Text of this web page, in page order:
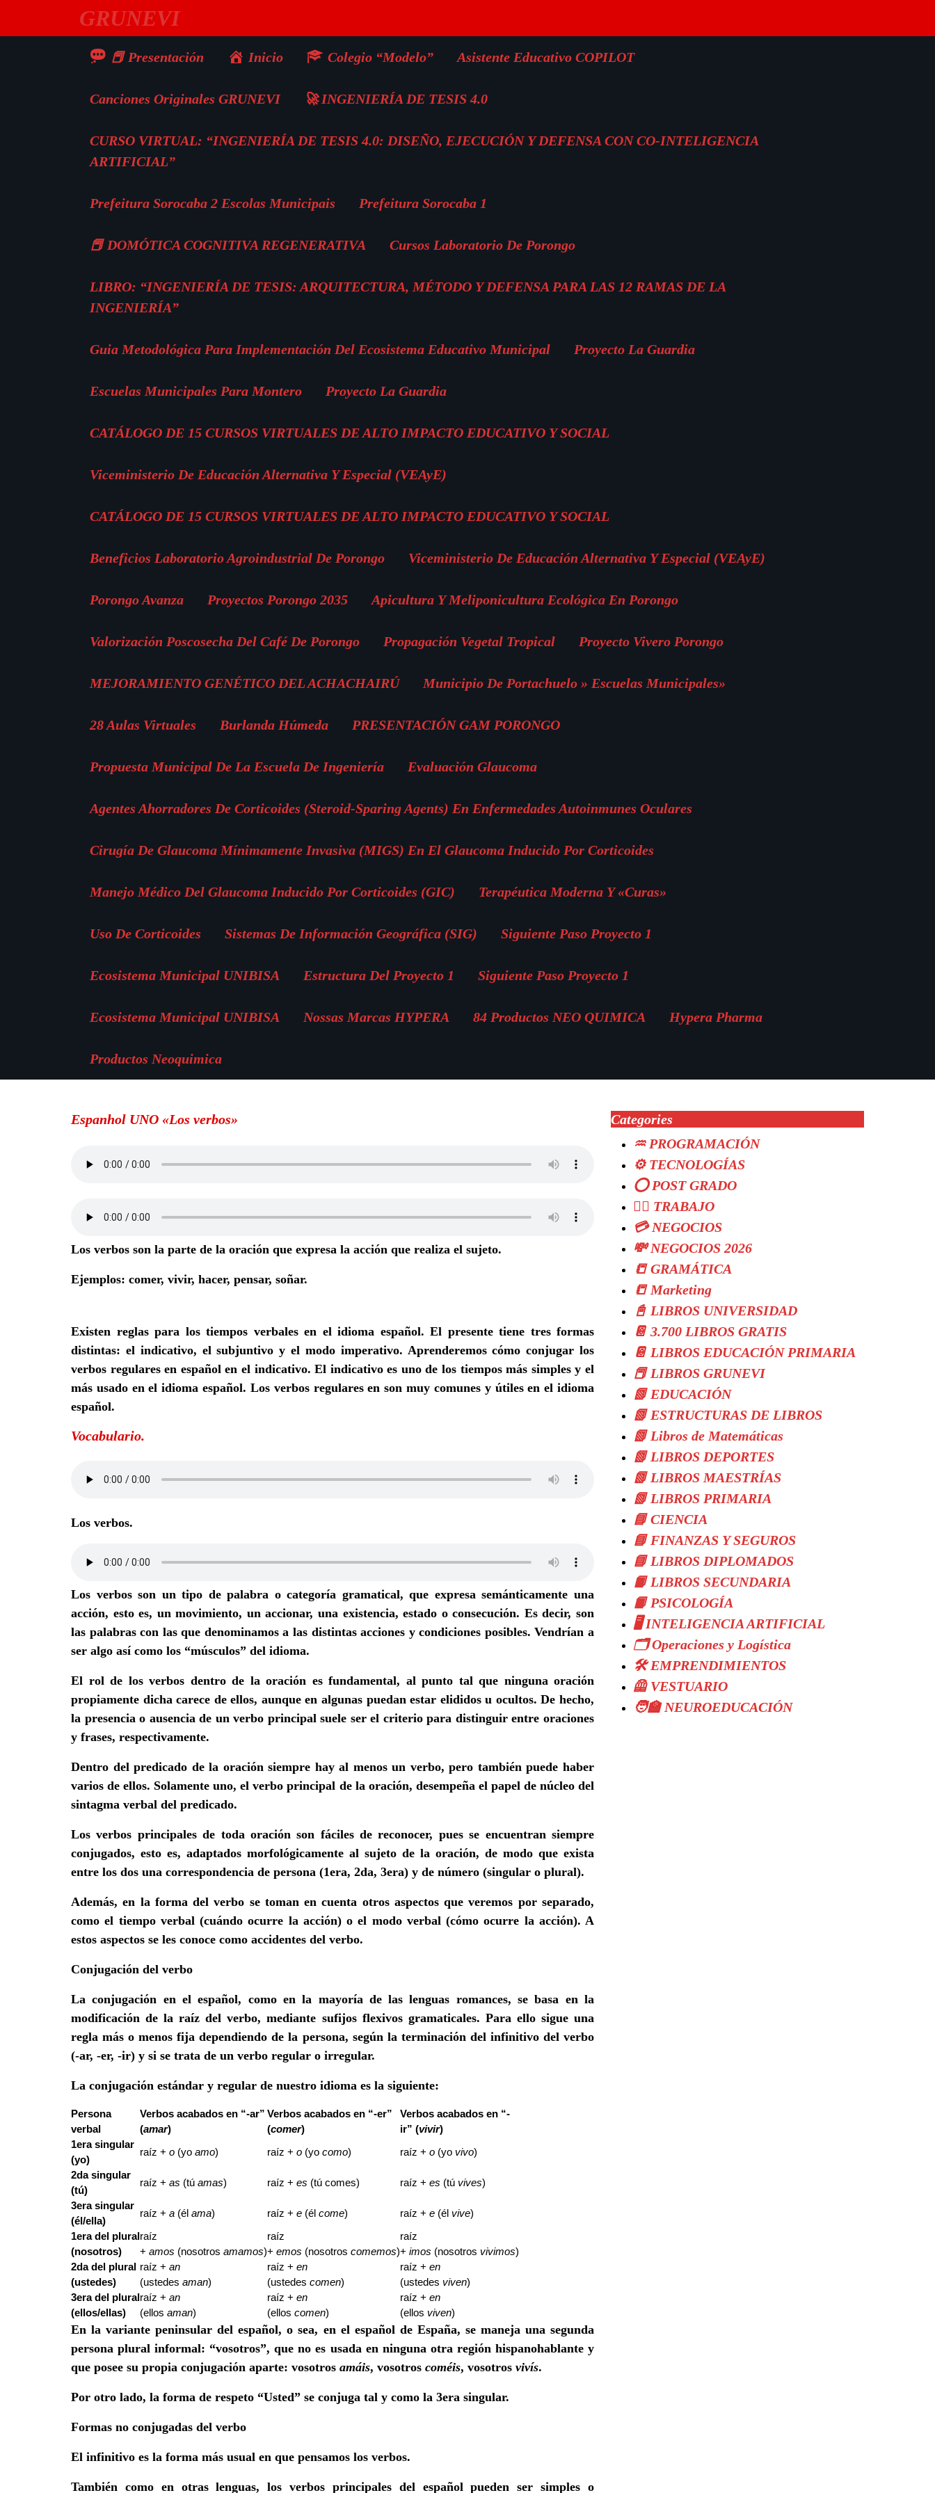
GRUNEVI
📕 Presentación Inicio Colegio “Modelo” Asistente Educativo COPILOT
Canciones Originales GRUNEVI 🚀 INGENIERÍA DE TESIS 4.0
CURSO VIRTUAL: “INGENIERÍA DE TESIS 4.0: DISEÑO, EJECUCIÓN Y DEFENSA CON CO-INTELIGENCIA
ARTIFICIAL”
Prefeitura Sorocaba 2 Escolas Municipais Prefeitura Sorocaba 1
📕 DOMÓTICA COGNITIVA REGENERATIVA Cursos Laboratorio De Porongo
LIBRO: “INGENIERÍA DE TESIS: ARQUITECTURA, MÉTODO Y DEFENSA PARA LAS 12 RAMAS DE LA
INGENIERÍA”
Guia Metodológica Para Implementación Del Ecosistema Educativo Municipal Proyecto La Guardia
Escuelas Municipales Para Montero Proyecto La Guardia
CATÁLOGO DE 15 CURSOS VIRTUALES DE ALTO IMPACTO EDUCATIVO Y SOCIAL
Viceministerio De Educación Alternativa Y Especial (VEAyE)
CATÁLOGO DE 15 CURSOS VIRTUALES DE ALTO IMPACTO EDUCATIVO Y SOCIAL
Beneficios Laboratorio Agroindustrial De Porongo Viceministerio De Educación Alternativa Y Especial (VEAyE)
Porongo Avanza Proyectos Porongo 2035 Apicultura Y Meliponicultura Ecológica En Porongo
Valorización Poscosecha Del Café De Porongo Propagación Vegetal Tropical Proyecto Vivero Porongo
MEJORAMIENTO GENÉTICO DEL ACHACHAIRÚ Municipio De Portachuelo » Escuelas Municipales»
28 Aulas Virtuales Burlanda Húmeda PRESENTACIÓN GAM PORONGO
Propuesta Municipal De La Escuela De Ingeniería Evaluación Glaucoma
Agentes Ahorradores De Corticoides (Steroid-Sparing Agents) En Enfermedades Autoinmunes Oculares
Cirugía De Glaucoma Mínimamente Invasiva (MIGS) En El Glaucoma Inducido Por Corticoides
Manejo Médico Del Glaucoma Inducido Por Corticoides (GIC) Terapéutica Moderna Y «Curas»
Uso De Corticoides Sistemas De Información Geográfica (SIG) Siguiente Paso Proyecto 1
Ecosistema Municipal UNIBISA Estructura Del Proyecto 1 Siguiente Paso Proyecto 1
Ecosistema Municipal UNIBISA Nossas Marcas HYPERA 84 Productos NEO QUIMICA Hypera Pharma
Productos Neoquimica
Espanhol UNO «Los verbos»
Los verbos son la parte de la oración que expresa la acción que realiza el sujeto.
Ejemplos: comer, vivir, hacer, pensar, soñar.
Existen reglas para los tiempos verbales en el idioma español. El presente tiene tres formas
distintas: el indicativo, el subjuntivo y el modo imperativo. Aprenderemos cómo conjugar los
verbos regulares en español en el indicativo. El indicativo es uno de los tiempos más simples y el
más usado en el idioma español. Los verbos regulares en son muy comunes y útiles en el idioma
español.
Vocabulario.
Los verbos.
Los verbos son un tipo de palabra o categoría gramatical, que expresa semánticamente una
acción, esto es, un movimiento, un accionar, una existencia, estado o consecución. Es decir, son
las palabras con las que denominamos a las distintas acciones y condiciones posibles. Vendrían a
ser algo así como los “músculos” del idioma.
El rol de los verbos dentro de la oración es fundamental, al punto tal que ninguna oración
propiamente dicha carece de ellos, aunque en algunas puedan estar elididos u ocultos. De hecho,
la presencia o ausencia de un verbo principal suele ser el criterio para distinguir entre oraciones
y frases, respectivamente.
Dentro del predicado de la oración siempre hay al menos un verbo, pero también puede haber
varios de ellos. Solamente uno, el verbo principal de la oración, desempeña el papel de núcleo del
sintagma verbal del predicado.
Los verbos principales de toda oración son fáciles de reconocer, pues se encuentran siempre
conjugados, esto es, adaptados morfológicamente al sujeto de la oración, de modo que exista
entre los dos una correspondencia de persona (1era, 2da, 3era) y de número (singular o plural).
Además, en la forma del verbo se toman en cuenta otros aspectos que veremos por separado,
como el tiempo verbal (cuándo ocurre la acción) o el modo verbal (cómo ocurre la acción). A
estos aspectos se les conoce como accidentes del verbo.
Conjugación del verbo
La conjugación en el español, como en la mayoría de las lenguas romances,se basa en la
modificación de la raíz del verbo, mediante sufijosflexivos gramaticales. Para ello sigue una
regla más o menos fija dependiendo de la persona, según la terminación del infinitivo del verbo
(-ar, -er, -ir) y si se trata de un verbo regular o irregular.
La conjugación estándar y regular de nuestro idioma es la siguiente:
Persona
verbal
Verbos acabados en “-ar”
(amar)
Verbos acabados en “-er”
(comer)
Verbos acabados en “-
ir” (vivir)
1era singular
(yo)
raíz + o (yo amo) raíz + o (yo como) raíz + o (yo vivo)
2da singular
(tú)
raíz + as (tú amas) raíz + es (tú comes) raíz + es (tú vives)
3era singular
(él/ella)
raíz + a (él ama) raíz + e (él come) raíz + e (él vive)
1era del plural
(nosotros)
raíz
+ amos (nosotros amamos)
raíz
+ emos (nosotros comemos)
raíz
+ imos (nosotros vivimos)
2da del plural
(ustedes)
raíz + an
(ustedes aman)
raíz + en
(ustedes comen)
raíz + en
(ustedes viven)
3era del plural
(ellos/ellas)
raíz + an
(ellos aman)
raíz + en
(ellos comen)
raíz + en
(ellos viven)
En la variante peninsular del español, o sea, en el español de España, se maneja una segunda
persona plural informal: “vosotros”, que no es usada en ninguna otra región hispanohablante y
que posee su propia conjugación aparte: vosotros amáis, vosotros coméis, vosotros vivís.
Por otro lado, la forma de respeto “Usted” se conjuga tal y como la 3era singular.
Formas no conjugadas del verbo
El infinitivo es la forma más usual en que pensamos los verbos.
También como en otras lenguas, los verbos principales del españolpueden ser simples o
Categories
♒ PROGRAMACIÓN
⚙️ TECNOLOGÍAS
⭕ POST GRADO
👷‍♂️ TRABAJO
💳 NEGOCIOS
💸 NEGOCIOS 2026
📒 GRAMÁTICA
📒 Marketing
📓 LIBROS UNIVERSIDAD
📔 3.700 LIBROS GRATIS
📔 LIBROS EDUCACIÓN PRIMARIA
📕 LIBROS GRUNEVI
📗 EDUCACIÓN
📗 ESTRUCTURAS DE LIBROS
📗 Libros de Matemáticas
📗 LIBROS DEPORTES
📗 LIBROS MAESTRÍAS
📗 LIBROS PRIMARIA
📘 CIENCIA
📘 FINANZAS Y SEGUROS
📘 LIBROS DIPLOMADOS
📙 LIBROS SECUNDARIA
📙 PSICOLOGÍA
🖥️ INTELIGENCIA ARTIFICIAL
🗂️ Operaciones y Logística
🛠️ EMPRENDIMIENTOS
🦺 VESTUARIO
🧑‍🏫 NEUROEDUCACIÓN